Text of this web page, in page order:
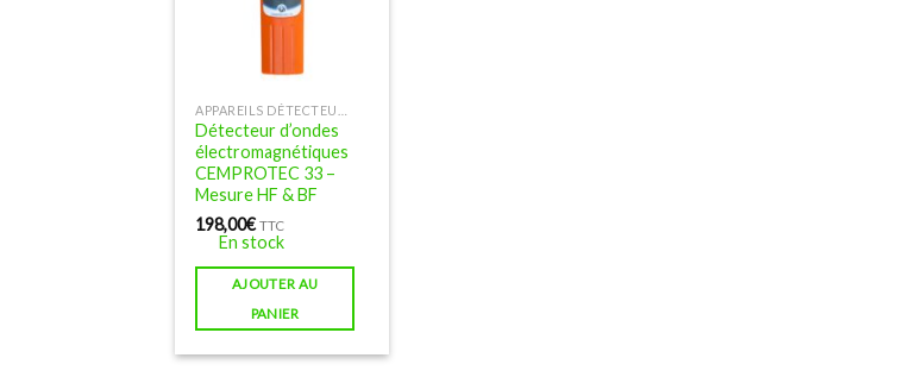
Détecteur d’ondes
électromagnétiques
CEMPROTEC 33 –
Mesure HF & BF
198,00€ TTC
En stock
AJOUTER AU
PANIER